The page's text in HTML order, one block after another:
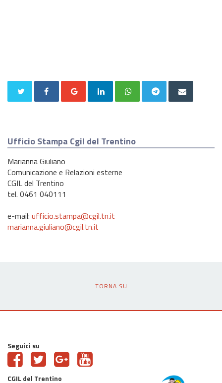
Ufficio Stampa Cgil del Trentino
Marianna Giuliano
Comunicazione e Relazioni esterne
CGIL del Trentino
tel. 0461 040111
e-mail: ufficio.stampa@cgil.tn.it
marianna.giuliano@cgil.tn.it
TORNA SU
Seguici su
CGIL del Trentino